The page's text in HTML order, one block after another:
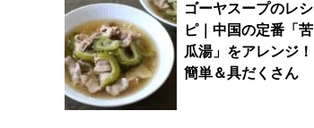
ゴーヤスープのレシ
ピ｜中国の定番「苦
瓜湯」をアレンジ！
簡単＆具だくさん